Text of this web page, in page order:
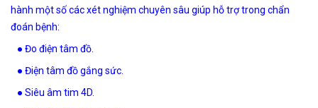
hành một số các xét nghiệm chuyên sâu giúp hỗ trợ trong chẩn
đoán bệnh:
● Đo điện tâm đồ.
● Điện tâm đồ gắng sức.
● Siêu âm tim 4D.